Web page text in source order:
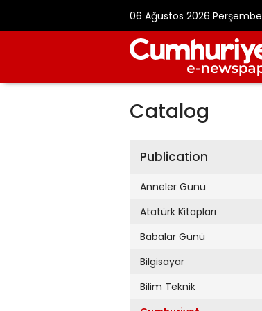
06 Ağustos 2026 Perşembe
Catalog
Publication
Anneler Günü
Atatürk Kitapları
Babalar Günü
Bilgisayar
Bilim Teknik